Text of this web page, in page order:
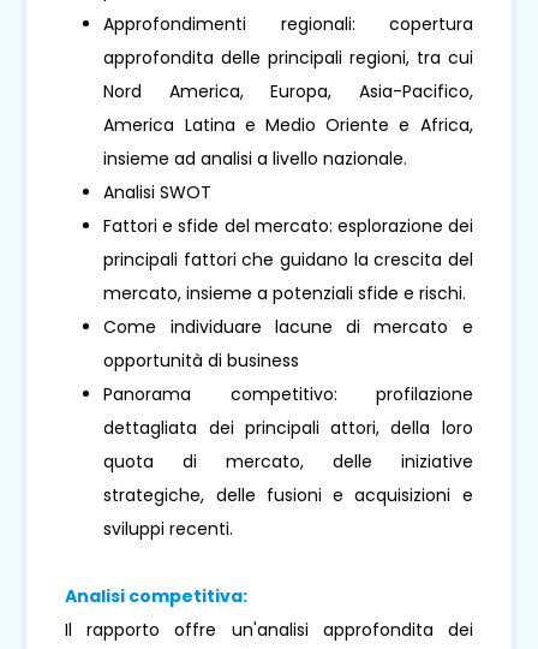
Approfondimenti regionali: copertura
approfondita delle principali regioni, tra cui
Nord America, Europa, Asia-Pacifico,
America Latina e Medio Oriente e Africa,
insieme ad analisi a livello nazionale.
Analisi SWOT
Fattori e sfide del mercato: esplorazione dei
principali fattori che guidano la crescita del
mercato, insieme a potenziali sfide e rischi.
Come individuare lacune di mercato e
opportunità di business
Panorama competitivo: profilazione
dettagliata dei principali attori, della loro
quota di mercato, delle iniziative
strategiche, delle fusioni e acquisizioni e
sviluppi recenti.
Analisi competitiva:
Il rapporto offre un'analisi approfondita dei